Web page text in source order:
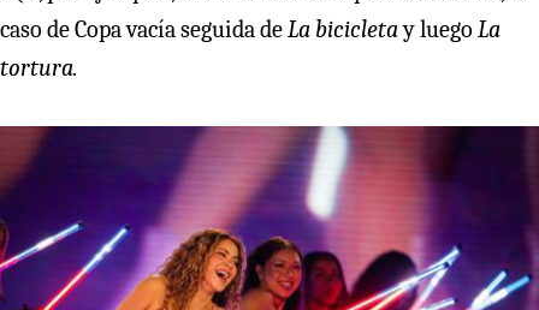
caso de Copa vacía seguida deLa bicicletay luego La
tortura.